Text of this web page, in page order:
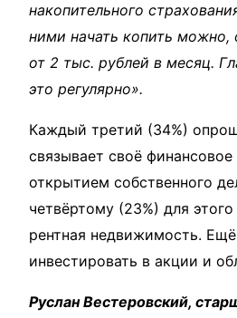
накопительного
ними начать копить можно,
от 2 тыс. рублей в месяц.
это регулярно».
Каждый третий (34%)
связывает своё финансовое
открытием собственного
четвёртому (23%) для этого
рентная недвижимость.
инвестировать в акции и
Руслан Вестеровский,